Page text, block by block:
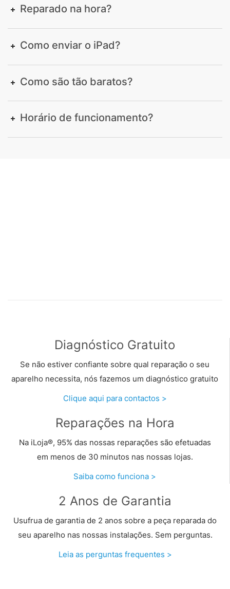
Reparado na hora?
Como enviar o iPad?
Como são tão baratos?
Horário de funcionamento?
Diagnóstico Gratuito
Se não estiver confiante sobre qual reparação o seu
aparelho necessita, nós fazemos um diagnóstico gratuito
Clique aqui para contactos >
Reparações na Hora
Na iLoja®, 95% das nossas reparações são efetuadas
em menos de 30 minutos nas nossas lojas.
Saiba como funciona >
2 Anos de Garantia
Usufrua de garantia de 2 anos sobre a peça reparada do
seu aparelho nas nossas instalações. Sem perguntas.
Leia as perguntas frequentes >